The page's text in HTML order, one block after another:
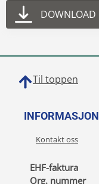
DOWNLOAD
Til toppen
INFORMASJON
Kontakt oss
EHF-faktura
Org. nummer